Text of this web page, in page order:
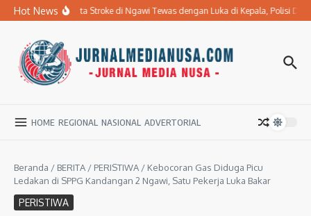
Lewati ke konten
Hot News
Ibu Penderita Stroke di Ngawi Tewas dengan Luka di Kepala, Polisi
HOME REGIONAL NASIONAL ADVERTORIAL
Beranda / BERITA / PERISTIWA / Kebocoran Gas Diduga Picu
Ledakan di SPPG Kandangan 2 Ngawi, Satu Pekerja Luka Bakar
PERISTIWA